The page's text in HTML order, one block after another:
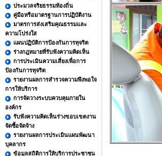
ประมวลจริยธรรมท้องถิ่น
คู่มือหรือมาตรฐานการปฏิบัติงาน
มาตรการส่งเสริมคุณธรรมและ
ความโปร่งใส
แผนปฏิบัติการป้องกันการทุจริต
ร่างกฎหมายที่รับฟังความคิดเห็น
การประเมินความเสี่ยงเพื่อการ
ป้องกันการทุจริต
รายงานผลการสำรวจความพึงพอใจ
การให้บริการ
การจัดวางระบบควบคุมภายใน
องค์กร
รับฟังความคิดเห็นร่างขอบเขตงาน
จัดซื้อจัดจ้าง
รายงานผลการประเมินแผนพัฒนา
บุคลากร
ข้อมูลสถิติการให้บริการประชาชน